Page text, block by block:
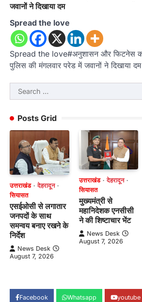
जवानों ने दिखाया दम
Spread the love
Spread the love#अनुशासन और फिटनेस का
पुलिस की मंगलवार परेड में जवानों ने दिखाया
Search
for:
Posts Grid
उत्तराखंड
देहरादून
सियासत
एसईओसी से लगातार
जनपदों के साथ
समन्वय बनाए रखने के
निर्देश
News Desk
August 7, 2026
उत्तराखंड
देहरादून
सियासत
मुख्यमंत्री से
महानिदेशक एनसीसी
ने की शिष्टाचार भेंट
News Desk
August 7, 2026
Facebook Whatsapp youtube